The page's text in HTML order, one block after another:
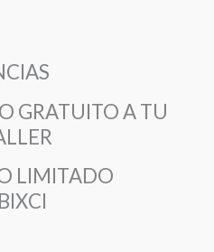
GRATUITO A TU
LIMITADO